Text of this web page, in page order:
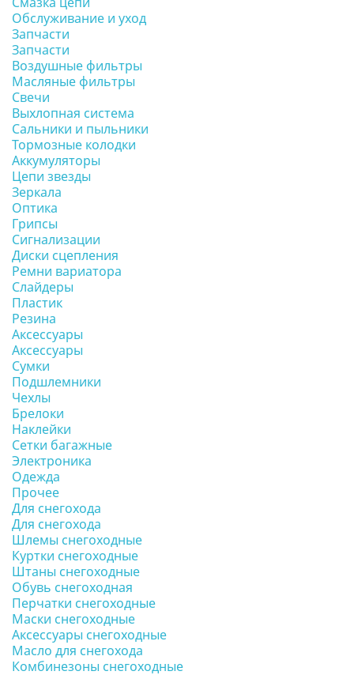
Обслуживание и уход
Запчасти
Запчасти
Воздушные фильтры
Масляные фильтры
Свечи
Выхлопная система
Сальники и пыльники
Тормозные колодки
Аккумуляторы
Цепи звезды
Зеркала
Оптика
Грипсы
Сигнализации
Диски сцепления
Ремни вариатора
Слайдеры
Пластик
Резина
Аксессуары
Аксессуары
Сумки
Подшлемники
Чехлы
Брелоки
Наклейки
Сетки багажные
Электроника
Одежда
Прочее
Для снегохода
Для снегохода
Шлемы снегоходные
Куртки снегоходные
Штаны снегоходные
Обувь снегоходная
Перчатки снегоходные
Маски снегоходные
Аксессуары снегоходные
Масло для снегохода
Комбинезоны снегоходные